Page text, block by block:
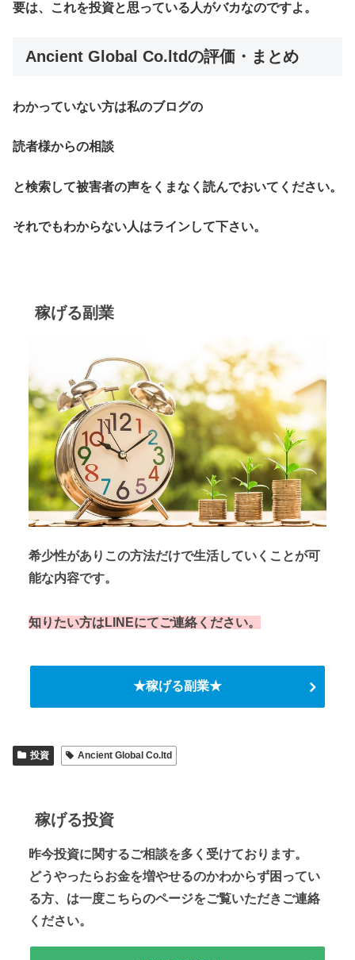
要は、これを投資と思っている人がバカなのですよ。
Ancient Global Co.ltdの評価・まとめ
わかっていない方は私のブログの
読者様からの相談
と検索して被害者の声をくまなく読んでおいてください。
それでもわからない人はラインして下さい。
稼げる副業
希少性がありこの方法だけで生活していくことが可
能な内容です。
知りたい方はLINEにてご連絡ください。
★稼げる副業★
投資 Ancient Global Co.ltd
稼げる投資
昨今投資に関するご相談を多く受けております。
どうやったらお金を増やせるのかわからず困ってい
る方、は一度こちらのページをご覧いただきご連絡
ください。